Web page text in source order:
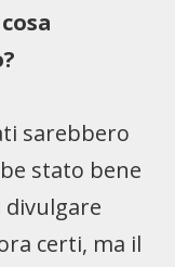
sarebbero
stato bene
certi, ma il